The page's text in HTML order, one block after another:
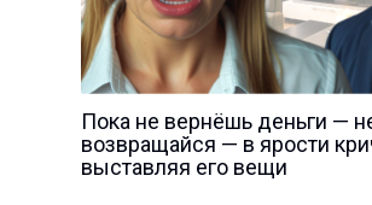
Пока не вернёшь деньги —
возвращайся — в ярости
выставляя его вещи